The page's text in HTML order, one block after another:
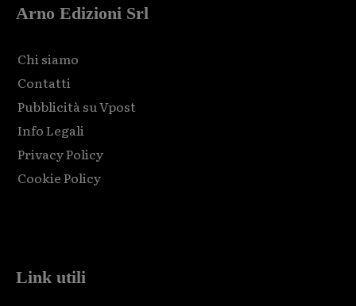
Arno Edizioni Srl
Chi siamo
Contatti
Pubblicità su Vpost
Info Legali
Privacy Policy
Cookie Policy
Link utili